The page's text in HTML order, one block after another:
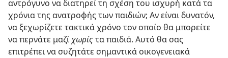
αντρόγυνο να διατηρεί τη σχέση του ισχυρή κατά τα
χρόνια της ανατροφής των παιδιών; Αν είναι δυνατόν,
να ξεχωρίζετε τακτικά χρόνο τον οποίο θα μπορείτε
να περνάτε μαζί χωρίςτα παιδιά. Αυτό θα σας
επιτρέπει να συζητάτε σημαντικά οικογενειακά